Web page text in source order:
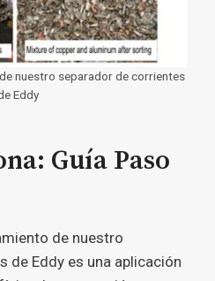
nuestro separador de corrientes
Eddy
Guía Paso
de nuestro
de Eddy es una aplicación